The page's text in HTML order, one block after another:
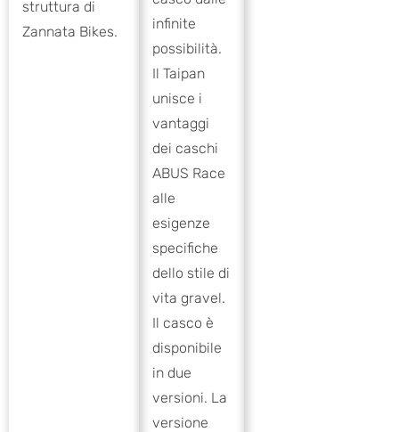
struttura di
Zannata Bikes.
infinite
possibilità.
Il Taipan
unisce i
vantaggi
dei caschi
ABUS Race
alle
esigenze
specifiche
dello stile di
vita gravel.
Il casco è
disponibile
in due
versioni. La
versione